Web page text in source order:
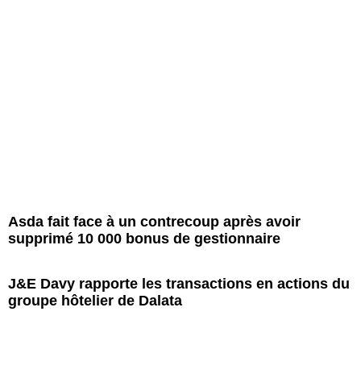
Asda fait face à un contrecoup après avoir
supprimé 10 000 bonus de gestionnaire
J&E Davy rapporte les transactions en actions du
groupe hôtelier de Dalata